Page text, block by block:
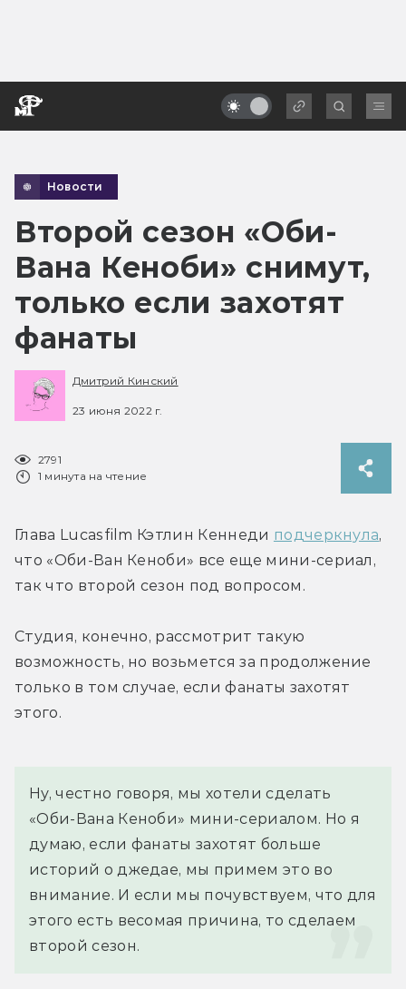
Новости
Второй сезон «Оби-
Вана Кеноби» снимут,
только если захотят
фанаты
Дмитрий Кинский
23 июня 2022 г.
2791
1 минута на чтение
Глава Lucasfilm Кэтлин Кеннеди подчеркнула,
что «Оби-Ван Кеноби» все еще мини-сериал,
так что второй сезон под вопросом.
Студия, конечно, рассмотрит такую
возможность, но возьмется за продолжение
только в том случае, если фанаты захотят
этого.
Ну, честно говоря, мы хотели сделать
«Оби-Вана Кеноби» мини-сериалом. Но я
думаю, если фанаты захотят больше
историй о джедае, мы примем это во
внимание. И если мы почувствуем, что для
этого есть весомая причина, то сделаем
второй сезон.